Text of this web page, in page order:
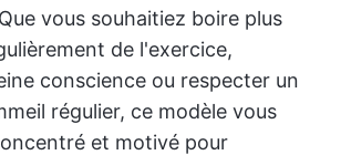
vous souhaitiez boire plus
de l'exercice,
conscience ou respecter un
régulier, ce modèle vous
et motivé pour